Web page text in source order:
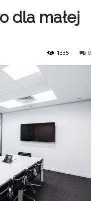
dla małej
0
1335